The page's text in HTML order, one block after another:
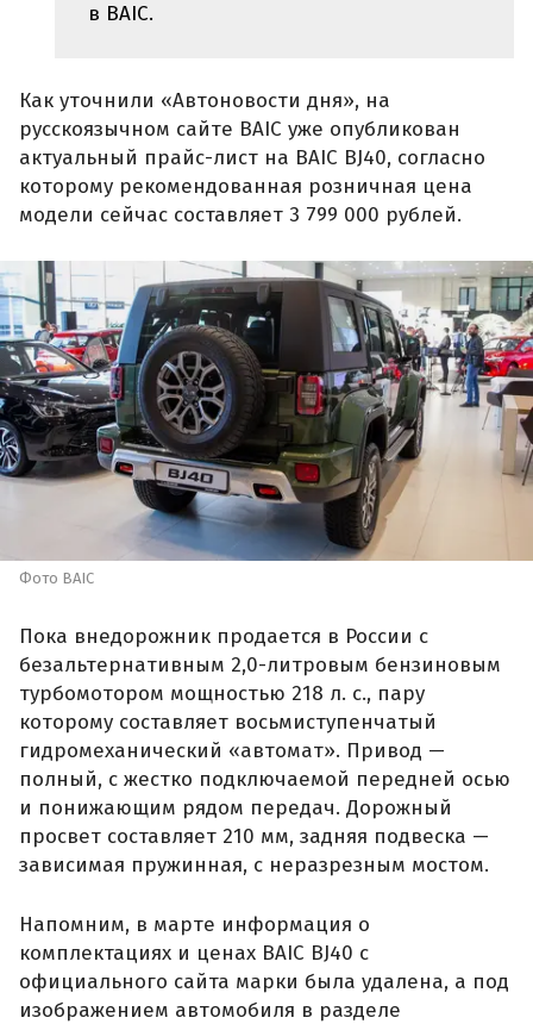
в BAIC.
Как уточнили «Автоновости дня», на
русскоязычном сайте BAIC уже опубликован
актуальный прайс-лист на BAIC BJ40, согласно
которому рекомендованная розничная цена
модели сейчас составляет 3 799 000 рублей.
Фото BAIC
Пока внедорожник продается в России с
безальтернативным 2,0-литровым бензиновым
турбомотором мощностью 218 л. с., пару
которому составляет восьмиступенчатый
гидромеханический «автомат». Привод —
полный, с жестко подключаемой передней осью
и понижающим рядом передач. Дорожный
просвет составляет 210 мм, задняя подвеска —
зависимая пружинная, с неразрезным мостом.
Напомним, в марте информация о
комплектациях и ценах BAIC BJ40 с
официального сайта марки была удалена, а под
изображением автомобиля в разделе